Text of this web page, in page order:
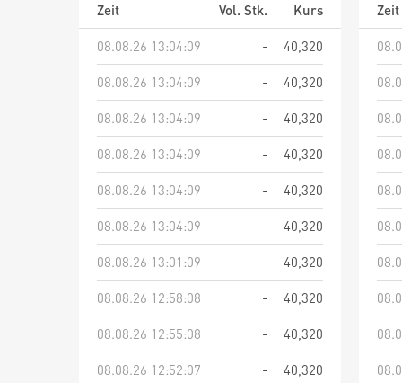
Zeit Vol. Stk.
Kurs
08.08.26 13:04:09
-
40,320
08.08.26 13:04:09
-
40,320
08.08.26 13:04:09
-
40,320
08.08.26 13:04:09
-
40,320
08.08.26 13:04:09
-
40,320
08.08.26 13:04:09
-
40,320
08.08.26 13:01:09
-
40,320
08.08.26 12:58:08
-
40,320
08.08.26 12:55:08
-
40,320
08.08.26 12:52:07
-
40,320
Zeit